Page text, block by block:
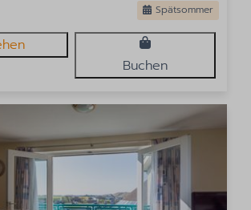
Spätsommer
Buchen